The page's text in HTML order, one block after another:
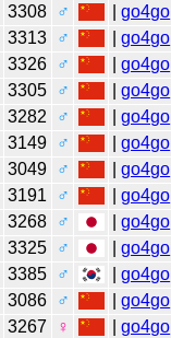
3308 ♂ |go4go
3313 ♂ |go4go
3326 ♂ |go4go
3305 ♂ |go4go
3282 ♂ |go4go
3149 ♂ |go4go
3049 ♂ |go4go
3191 ♂ |go4go
3268 ♂ |go4go
3325 ♂ |go4go
3385 ♂ |go4go
3086 ♂ |go4go
3267 ♀ |go4go